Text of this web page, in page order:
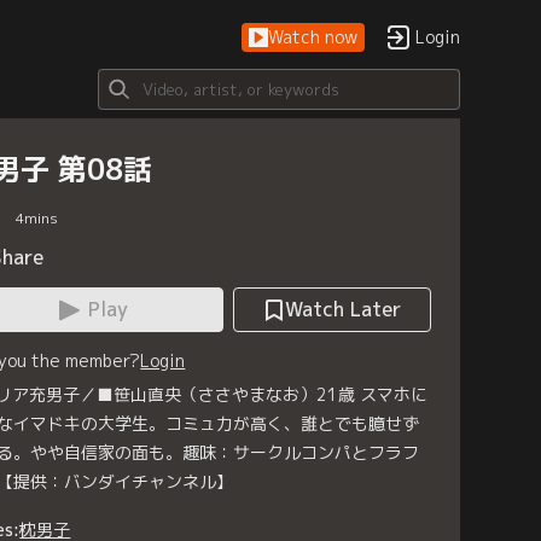
Watch now Login
子 第08話
4mins
Play
Watch Later
the member?Login
ア充男子／■笹山直央（ささやまなお）21歳 スマホに
イマドキの大学生。コミュ力が高く、誰とでも臆せず
。やや自信家の面も。趣味：サークルコンパとフラフ
提供：バンダイチャンネル】
枕男子